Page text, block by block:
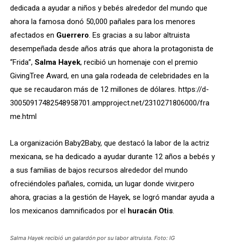
dedicada a ayudar a niños y bebés alrededor del mundo que
ahora la famosa donó 50,000 pañales para los menores
afectados en Guerrero . Es gracias a su labor altruista
desempeñada desde años atrás que ahora la protagonista de
“Frida”, Salma Hayek, recibió un homenaje con el premio
GivingTree Award, en una gala rodeada de celebridades en la
que se recaudaron más de 12 millones de dólares. https://d-
30050917482548958701.ampproject.net/2310271806000/fra
me.html
La organización Baby2Baby, que destacó la labor de la actriz
mexicana, se ha dedicado a ayudar durante 12 años a bebés y
a sus familias de bajos recursos alrededor del mundo
ofreciéndoles pañales, comida, un lugar donde vivir,pero
ahora, gracias a la gestión de Hayek, se logró mandar ayuda a
los mexicanos damnificados por el huracán Otis
Salma Hayek recibió un galardón por su labor altruista. Foto: IG